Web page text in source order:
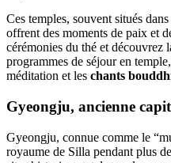
Ces temples, souvent situés
offrent des moments de paix et
cérémonies du thé et découvrez
programmes de séjour en
méditation et les chants
Gyeongju, ancienne
Gyeongju, connue comme le
royaume de Silla pendant plus